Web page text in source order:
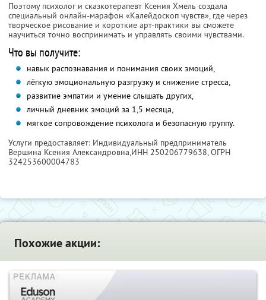
Поэтому психолог и сказкотерапевт Ксения Хмель создала
специальный онлайн-марафон «Калейдоскоп чувств», где через
творческое рисование и короткие арт-практики вы сможете
научиться точно воспринимать и управлять своими чувствами.
Что вы получите:
навык распознавания и понимания своих эмоций,
лёгкую эмоциональную разгрузку и снижение стресса,
развитие эмпатии и умение слышать других,
личный дневник эмоций за 1,5 месяца,
мягкое сопровождение психолога и безопасную группу.
Услуги предоставляет: Индивидуальный предприниматель
Вершина Ксения Александровна,ИНН 250206779638, ОГРН
324253600004783
Похожие акции: